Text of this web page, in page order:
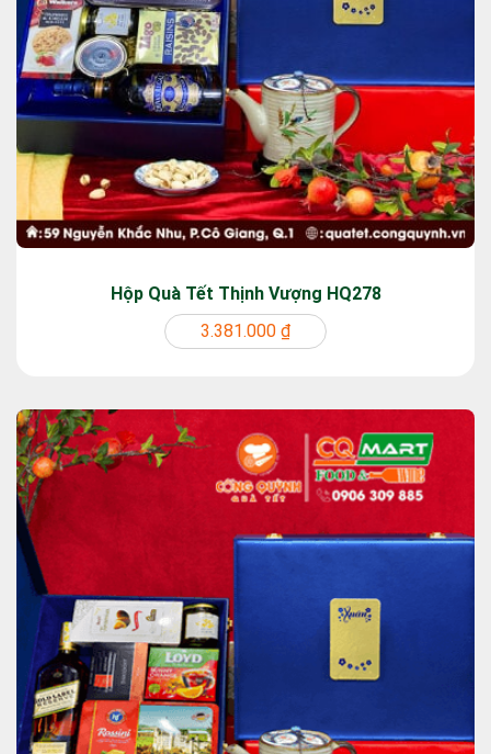
Hộp Quà Tết Thịnh Vượng HQ278
3.381.000 ₫